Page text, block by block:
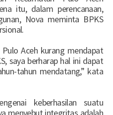
itu, dalam perencanaan,
Nova meminta BPKS
Aceh kurang mendapat
saya berharap hal ini dapat
tahun mendatang,” kata
keberhasilan suatu